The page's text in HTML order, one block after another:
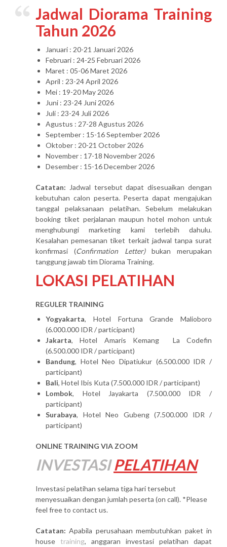
Jadwal Diorama Training
Tahun 2026
Januari : 20-21 Januari 2026
Februari : 24-25 Februari 2026
Maret : 05-06 Maret 2026
April : 23-24 April 2026
Mei : 19-20 May 2026
Juni : 23-24 Juni 2026
Juli : 23-24 Juli 2026
Agustus : 27-28 Agustus 2026
September : 15-16 September 2026
Oktober : 20-21 October 2026
November : 17-18 November 2026
Desember : 15-16 December 2026
Catatan: Jadwal tersebut dapat disesuaikan dengan
kebutuhan calon peserta. Peserta dapat mengajukan
tanggal pelaksanaan pelatihan. Sebelum melakukan
booking tiket perjalanan maupun hotel mohon untuk
menghubungi marketing kami terlebih dahulu.
Kesalahan pemesanan tiket terkait jadwal tanpa surat
konfirmasi (Confirmation Letter)bukan merupakan
tanggung jawab tim Diorama Training.
LOKASI PELATIHAN
REGULER TRAINING
Yogyakarta, Hotel Fortuna Grande Malioboro
(6.000.000 IDR / participant)
Jakarta, Hotel Amaris Kemang La Codefin
(6.500.000 IDR / participant)
Bandung, Hotel Neo Dipatiukur (6.500.000 IDR /
participant)
Bali, Hotel Ibis Kuta (7.500.000 IDR / participant)
Lombok, Hotel Jayakarta (7.500.000 IDR /
participant)
Surabaya, Hotel Neo Gubeng (7.500.000 IDR /
participant)
ONLINE TRAINING VIA ZOOM
INVESTASI PELATIHAN
Investasi pelatihan selama tiga hari tersebut
menyesuaikan dengan jumlah peserta (on call). *Please
feel free to contact us.
Catatan: Apabila perusahaan membutuhkan paket in
house training, anggaran investasi pelatihan dapat